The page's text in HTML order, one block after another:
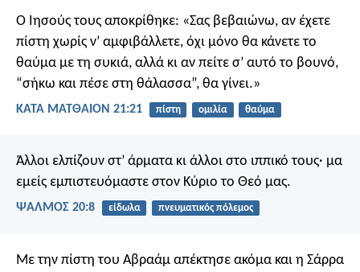
Ο Ιησούς τους αποκρίθηκε: «Σας βεβαιώνω, αν έχετε
πίστη χωρίς ν’ αμφιβάλλετε, όχι μόνο θα κάνετε το
θαύμα με τη συκιά, αλλά κι αν πείτε σ’ αυτό το βουνό,
“σήκω και πέσε στη θάλασσα”, θα γίνει.»
ΚΑΤΑ ΜΑΤΘΑΙΟΝ 21:21 πίστη ομιλία θαύμα
Άλλοι ελπίζουν στ’ άρματα κι άλλοι στο ιππικό τους· μα
εμείς εμπιστευόμαστε στον Κύριο το Θεό μας.
ΨΑΛΜΌΣ 20:8 είδωλα πνευματικός πόλεμος
Με την πίστη του Αβραάμ απέκτησε ακόμα και η Σάρρα